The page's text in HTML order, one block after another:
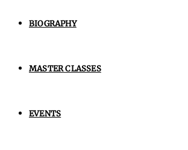
BIOGRAPHY
MASTER CLASSES
EVENTS